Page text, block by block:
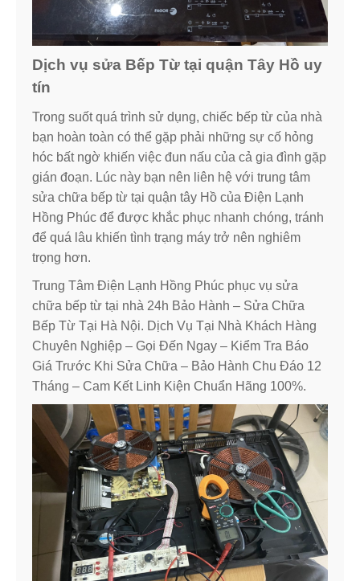
Dịch vụ sửa Bếp Từ tại quận Tây Hồ uy
tín
Trong suốt quá trình sử dụng, chiếc bếp từ của nhà
bạn hoàn toàn có thể gặp phải những sự cố hỏng
hóc bất ngờ khiến việc đun nấu của cả gia đình gặp
gián đoạn. Lúc này bạn nên liên hệ với trung tâm
sửa chữa bếp từ tại quận tây Hồ của Điện Lạnh
Hồng Phúc để được khắc phục nhanh chóng, tránh
để quá lâu khiến tình trạng máy trở nên nghiêm
trọng hơn.
Trung Tâm Điện Lạnh Hồng Phúc phục vụ sửa
chữa bếp từ tại nhà 24h Bảo Hành – Sửa Chữa
Bếp Từ Tại Hà Nội. Dịch Vụ Tại Nhà Khách Hàng
Chuyên Nghiệp – Gọi Đến Ngay – Kiểm Tra Báo
Giá Trước Khi Sửa Chữa – Bảo Hành Chu Đáo 12
Tháng – Cam Kết Linh Kiện Chuẩn Hãng 100%.